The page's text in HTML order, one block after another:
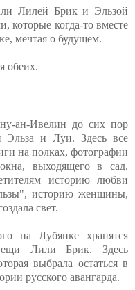
Лилей Брик и Эльзой
которые когда-то вместе
мечтая о будущем.
обеих.
ан-Ивелин до сих пор
Эльза и Луи. Здесь все
на полках, фотографии
выходящего в сад.
историю любви
историю женщины,
свет.
на Лубянке хранятся
Лили Брик. Здесь
выбрала остаться в
русского авангарда.